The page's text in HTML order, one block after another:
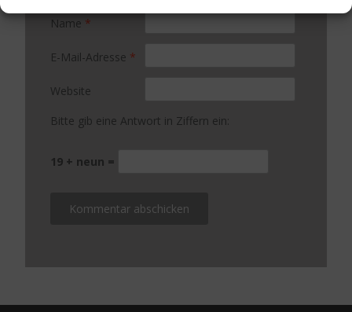
Name *
E-Mail-Adresse *
Website
Bitte gib eine Antwort in Ziffern ein:
19 + neun =